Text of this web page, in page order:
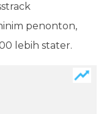
penonton,
lebih stater.